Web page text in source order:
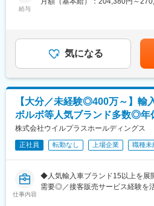
境の改善、パソコン・携帯電話・
よくする事に取り組んでいるのが
■社風
・とにかく人の良さが自慢の会社
・新卒採用も行っているため、若
スよく活躍中！
・過去3年間の新卒採用定着率
■同社の特徴：
・扱う商材は住宅エクステリアを
変更の範囲：会社の定める業務
・見積書作成などの事務業務
ます。
■この仕事の特徴
「機械を売る」よりも「信頼を積
数千万円規模の建設機械は、訪問
はほとんどありません。
修理やメンテナンスの提案、オイ
買取相談、機械の不具合や困りご
を通じて、お客様との接点を増や
ます。
給与
給：年1回（1ヶ月当たり3,000～
は出ません。上記年収に賞与は含
支給実績5.5ヶ月分）賃金はあく
通じて上下する可能性があります
表記です。
気になる
【大分／未経験◎400万～】輸
ボルボ等人気ブランド多数◎年
株式会社ウイルプラスホールディングス
正社員 転勤なし 上場企業 職種未
仕事内容
◆人気輸入車ブランド15以上を
需要◎／接客販売サービス経験を